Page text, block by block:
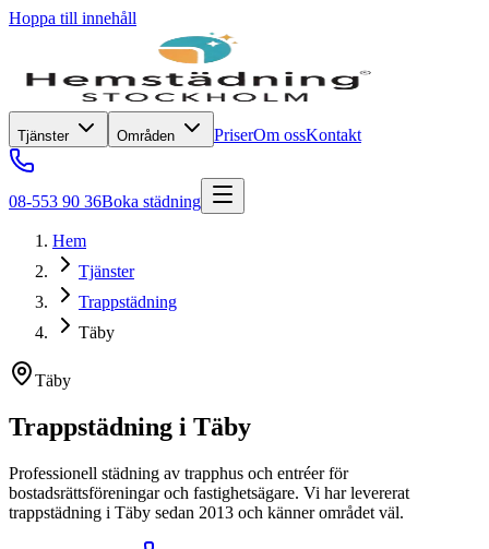
Hoppa till innehåll
Tjänster Områden PriserOm ossKontakt
08-553 90 36Boka städning
Hem
Tjänster
Trappstädning
Täby
Täby
Trappstädning i Täby
Professionell städning av trapphus och entréer för
bostadsrättsföreningar och fastighetsägare. Vi har levererat
trappstädning i Täby sedan 2013 och känner området väl.